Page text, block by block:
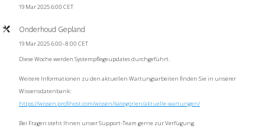
19 Mar 2025 6:00 CET
Onderhoud Gepland
19 Mar 2025 6:00–8:00 CET
Diese Woche werden Systempflegeupdates durchgeführt.
Weitere Informationen zu den aktuellen Wartungsarbeiten finden Sie in unserer
Wissensdatenbank:
https://wissen.profihost.com/wissen/kategorien/aktuelle-wartungen/
Bei Fragen steht Ihnen unser Support-Team gerne zur Verfügung.